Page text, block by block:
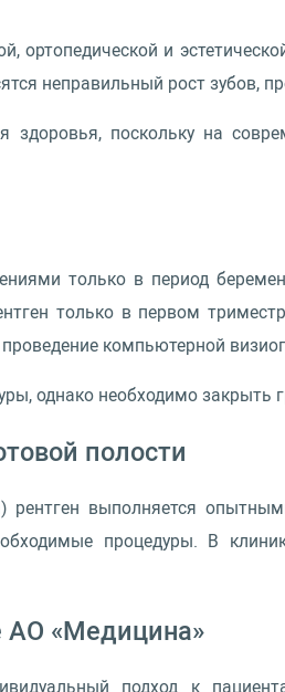
ортопедической и
неправильный рост зубов,
здоровья, поскольку на
только в период
только в первом
проведение компьютерной
однако необходимо
полости
выполняется
процедуры. В
АО «Медицина»
подход к